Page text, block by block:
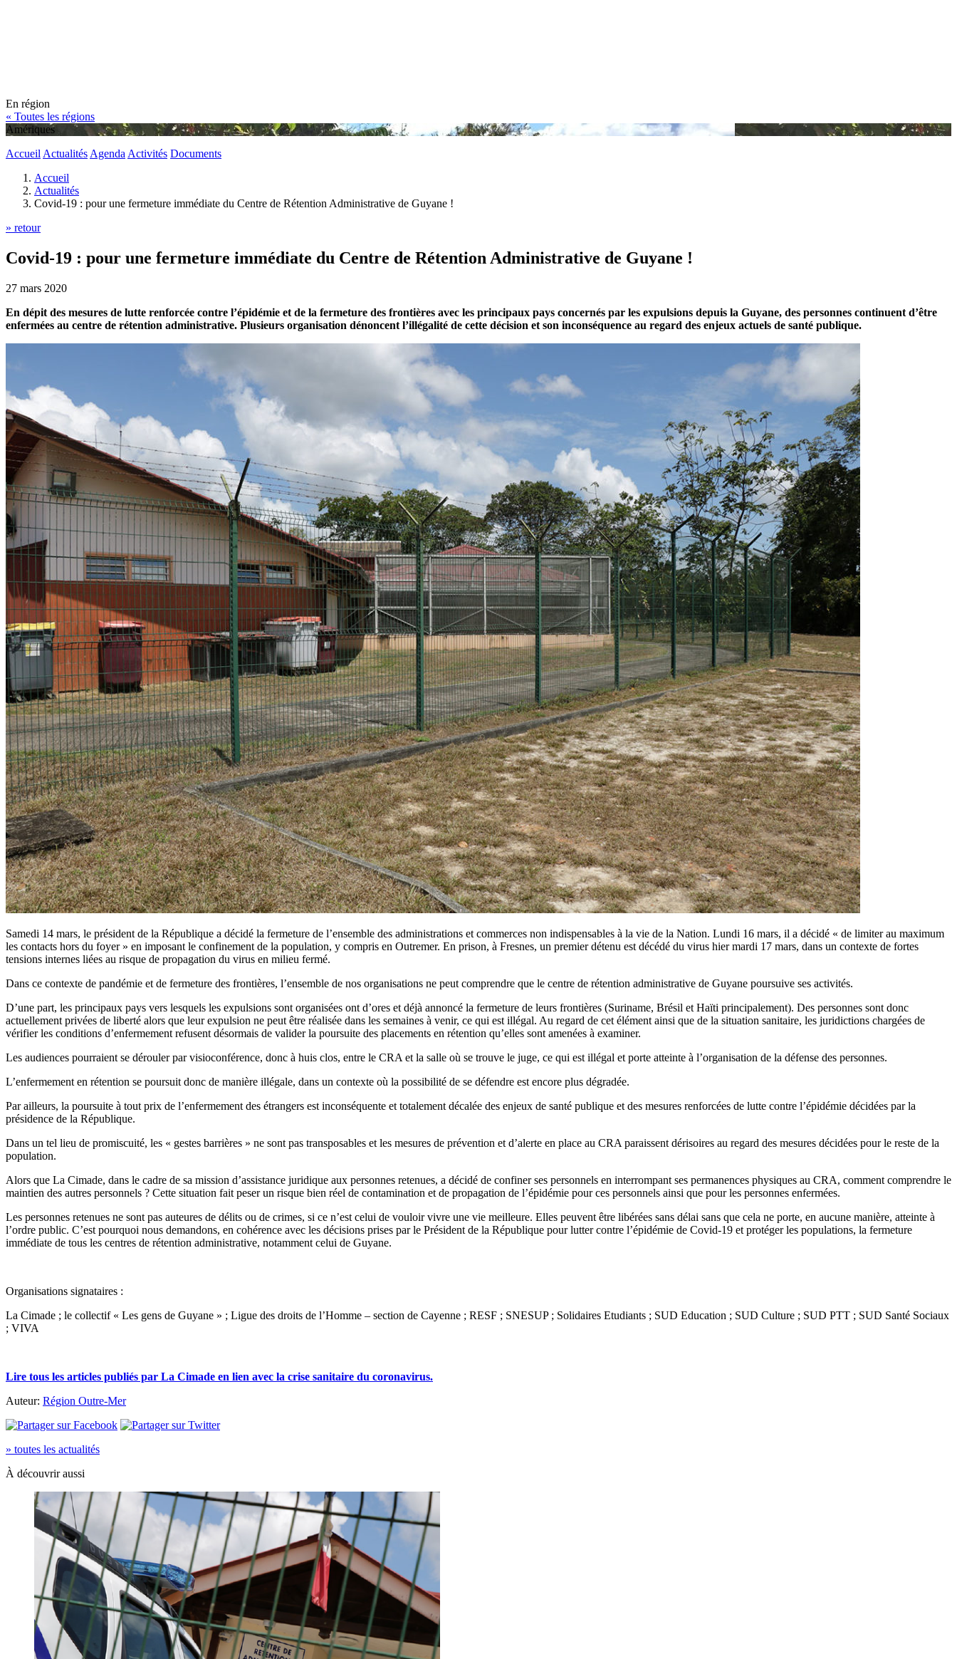
En région
« Toutes les régions
Amériques
Accueil Actualités Agenda Activités Documents
Accueil
Actualités
Covid-19 : pour une fermeture immédiate du Centre de Rétention Administrative de Guyane !
» retour
Covid-19 : pour une fermeture immédiate du Centre de Rétention Administrative de Guyane !
27 mars 2020
En dépit des mesures de lutte renforcée contre l’épidémie et de la fermeture des frontières avec les principaux pays concernés par les expulsions depuis la Guyane, des personnes continuent d’être
enfermées au centre de rétention administrative. Plusieurs organisation dénoncent l’illégalité de cette décision et son inconséquence au regard des enjeux actuels de santé publique.
Samedi 14 mars, le président de la République a décidé la fermeture de l’ensemble des administrations et commerces non indispensables à la vie de la Nation. Lundi 16 mars, il a décidé « de limiter au maximum
les contacts hors du foyer » en imposant le confinement de la population, y compris en Outremer. En prison, à Fresnes, un premier détenu est décédé du virus hier mardi 17 mars, dans un contexte de fortes
tensions internes liées au risque de propagation du virus en milieu fermé.
Dans ce contexte de pandémie et de fermeture des frontières, l’ensemble de nos organisations ne peut comprendre que le centre de rétention administrative de Guyane poursuive ses activités.
D’une part, les principaux pays vers lesquels les expulsions sont organisées ont d’ores et déjà annoncé la fermeture de leurs frontières (Suriname, Brésil et Haïti principalement). Des personnes sont donc
actuellement privées de liberté alors que leur expulsion ne peut être réalisée dans les semaines à venir, ce qui est illégal. Au regard de cet élément ainsi que de la situation sanitaire, les juridictions chargées de
vérifier les conditions d’enfermement refusent désormais de valider la poursuite des placements en rétention qu’elles sont amenées à examiner.
Les audiences pourraient se dérouler par visioconférence, donc à huis clos, entre le CRA et la salle où se trouve le juge, ce qui est illégal et porte atteinte à l’organisation de la défense des personnes.
L’enfermement en rétention se poursuit donc de manière illégale, dans un contexte où la possibilité de se défendre est encore plus dégradée.
Par ailleurs, la poursuite à tout prix de l’enfermement des étrangers est inconséquente et totalement décalée des enjeux de santé publique et des mesures renforcées de lutte contre l’épidémie décidées par la
présidence de la République.
Dans un tel lieu de promiscuité, les « gestes barrières » ne sont pas transposables et les mesures de prévention et d’alerte en place au CRA paraissent dérisoires au regard des mesures décidées pour le reste de la
population.
Alors que La Cimade, dans le cadre de sa mission d’assistance juridique aux personnes retenues, a décidé de confiner ses personnels en interrompant ses permanences physiques au CRA, comment comprendre le
maintien des autres personnels ? Cette situation fait peser un risque bien réel de contamination et de propagation de l’épidémie pour ces personnels ainsi que pour les personnes enfermées.
Les personnes retenues ne sont pas auteures de délits ou de crimes, si ce n’est celui de vouloir vivre une vie meilleure. Elles peuvent être libérées sans délai sans que cela ne porte, en aucune manière, atteinte à
l’ordre public. C’est pourquoi nous demandons, en cohérence avec les décisions prises par le Président de la République pour lutter contre l’épidémie de Covid-19 et protéger les populations, la fermeture
immédiate de tous les centres de rétention administrative, notamment celui de Guyane.
Organisations signataires :
La Cimade ; le collectif « Les gens de Guyane » ; Ligue des droits de l’Homme – section de Cayenne ; RESF ; SNESUP ; Solidaires Etudiants ; SUD Education ; SUD Culture ; SUD PTT ; SUD Santé Sociaux
; VIVA
Lire tous les articles publiés par La Cimade en lien avec la crise sanitaire du coronavirus.
Auteur: Région Outre-Mer
» toutes les actualités
À découvrir aussi